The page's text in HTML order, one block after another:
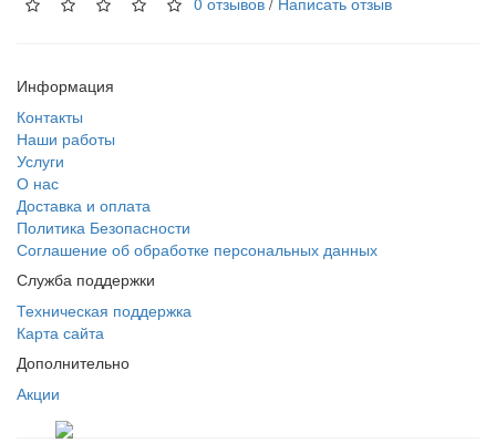
Информация
Контакты
Наши работы
Услуги
О нас
Доставка и оплата
Политика Безопасности
Соглашение об обработке персональных данных
Служба поддержки
Техническая поддержка
Карта сайта
Дополнительно
Акции